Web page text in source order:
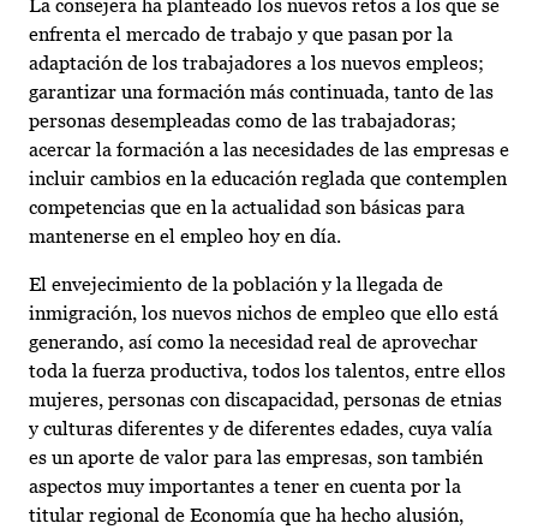
La consejera ha planteado los nuevos retos a los que se
enfrenta el mercado de trabajo y que pasan por la
adaptación de los trabajadores a los nuevos empleos;
garantizar una formación más continuada, tanto de las
personas desempleadas como de las trabajadoras;
acercar la formación a las necesidades de las empresas e
incluir cambios en la educación reglada que contemplen
competencias que en la actualidad son básicas para
mantenerse en el empleo hoy en día.
El envejecimiento de la población y la llegada de
inmigración, los nuevos nichos de empleo que ello está
generando, así como la necesidad real de aprovechar
toda la fuerza productiva, todos los talentos, entre ellos
mujeres, personas con discapacidad, personas de etnias
y culturas diferentes y de diferentes edades, cuya valía
es un aporte de valor para las empresas, son también
aspectos muy importantes a tener en cuenta por la
titular regional de Economía que ha hecho alusión,